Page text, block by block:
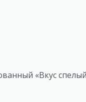
«Вкус